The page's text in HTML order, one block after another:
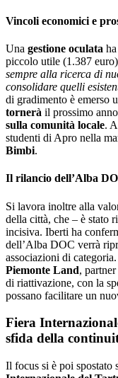
Vincoli economici e
Una gestione oculata
piccolo utile (1.387
sempre alla ricerca di
consolidare quelli
di gradimento è emerso
tornerà il prossimo
sulla comunità locale.
studenti di Apro nella
Bimbi.
Il rilancio dell’Alba
Si lavora inoltre alla
della città, che – è stato
incisiva. Iberti ha
dell’Alba DOC verrà
associazioni di
Piemonte Land,
di riattivazione, con la
possano facilitare un
Fiera
sfida della
Il focus si è poi spostato